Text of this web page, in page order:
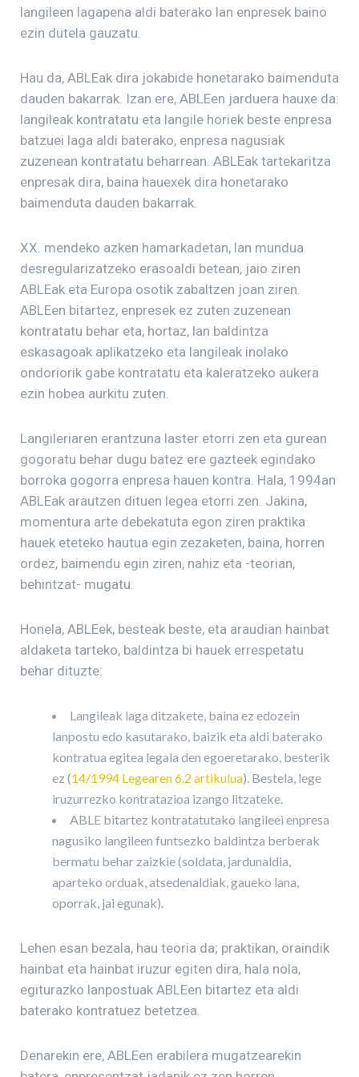
langileen lagapena aldi baterako lan enpresek baino
ezin dutela gauzatu.
Hau da, ABLEak dira jokabide honetarako baimenduta
dauden bakarrak. Izan ere, ABLEen jarduera hauxe da:
langileak kontratatu eta langile horiek beste enpresa
batzuei laga aldi baterako, enpresa nagusiak
zuzenean kontratatu beharrean. ABLEak tartekaritza
enpresak dira, baina hauexek dira honetarako
baimenduta dauden bakarrak.
XX. mendeko azken hamarkadetan, lan mundua
desregularizatzeko erasoaldi betean, jaio ziren
ABLEak eta Europa osotik zabaltzen joan ziren.
ABLEen bitartez, enpresek ez zuten zuzenean
kontratatu behar eta, hortaz, lan baldintza
eskasagoak aplikatzeko eta langileak inolako
ondoriorik gabe kontratatu eta kaleratzeko aukera
ezin hobea aurkitu zuten.
Langileriaren erantzuna laster etorri zen eta gurean
gogoratu behar dugu batez ere gazteek egindako
borroka gogorra enpresa hauen kontra. Hala, 1994an
ABLEak arautzen dituen legea etorri zen. Jakina,
momentura arte debekatuta egon ziren praktika
hauek eteteko hautua egin zezaketen, baina, horren
ordez, baimendu egin ziren, nahiz eta -teorian,
behintzat- mugatu.
Honela, ABLEek, besteak beste, eta araudian hainbat
aldaketa tarteko, baldintza bi hauek errespetatu
behar dituzte:
Langileak laga ditzakete, baina ez edozein
lanpostu edo kasutarako, baizik eta aldi baterako
kontratua egitea legala den egoeretarako, besterik
ez (14/1994 Legearen 6.2 artikulua). Bestela, lege
iruzurrezko kontratazioa izango litzateke.
ABLE bitartez kontratatutako langileei enpresa
nagusiko langileen funtsezko baldintza berberak
bermatu behar zaizkie (soldata, jardunaldia,
aparteko orduak, atsedenaldiak, gaueko lana,
oporrak, jai egunak).
Lehen esan bezala, hau teoria da; praktikan, oraindik
hainbat eta hainbat iruzur egiten dira, hala nola,
egiturazko lanpostuak ABLEen bitartez eta aldi
baterako kontratuez betetzea.
Denarekin ere, ABLEen erabilera mugatzearekin